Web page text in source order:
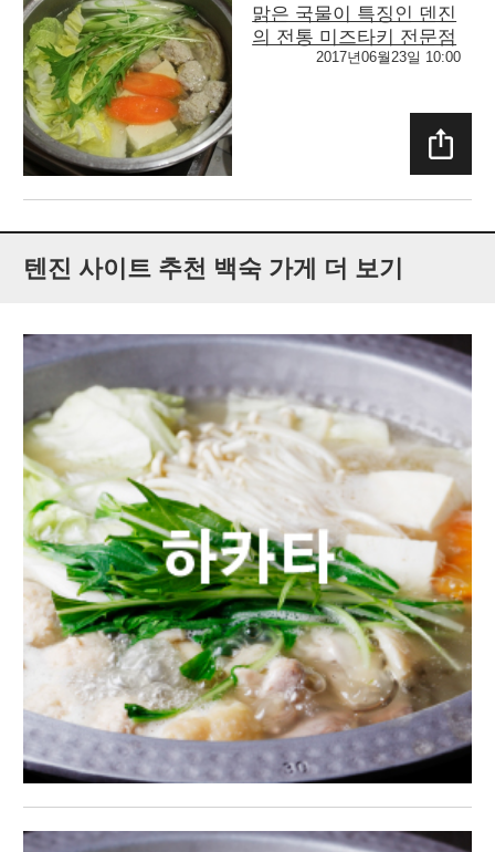
맑은 국물이 특징인 덴진
의 전통 미즈타키 전문점
2017년06월23일 10:00
텐진 사이트 추천 백숙 가게 더 보기